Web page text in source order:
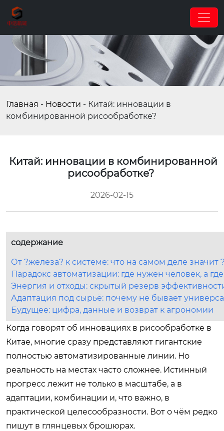
Главная - Новости - Китай: инновации в
комбинированной рисообработке?
Китай: инновации в комбинированной
рисообработке?
2026-02-15
содержание
От ?железа? к системе: что на самом деле
Парадокс автоматизации: где нужен человек, а
Энергия и отходы: скрытый резерв
Адаптация под сырьё: почему не бывает
Будущее: цифра, данные и возврат к агрономии
Когда говорят об инновациях в рисообработке в
Китае, многие сразу представляют гигантские
полностью автоматизированные линии. Но
реальность на местах часто сложнее. Истинный
прогресс лежит не только в масштабе, а в
адаптации, комбинации и, что важно, в
практической целесообразности. Вот о чём редко
пишут в глянцевых брошюрах.